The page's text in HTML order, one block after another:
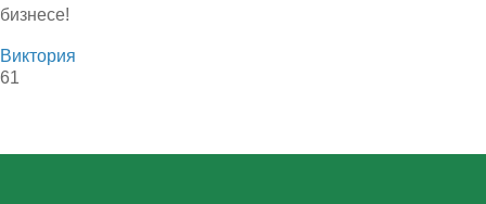
бизнесе!
Виктория
61